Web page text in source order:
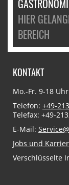
HIER
BEREICH
KONTAKT
Mo.-Fr. 9-18 Uhr
Telefon: +49-
Telefax: +49-
E-Mail:
Jobs und
Verschlüsselte